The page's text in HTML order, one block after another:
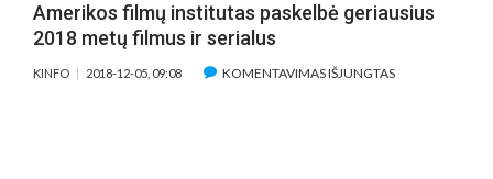
Amerikos filmų institutas paskelbė geriausius
2018 metų filmus ir serialus
KINFO 2018-12-05, 09:08 KOMENTAVIMAS IŠJUNGTASĮRAŠE